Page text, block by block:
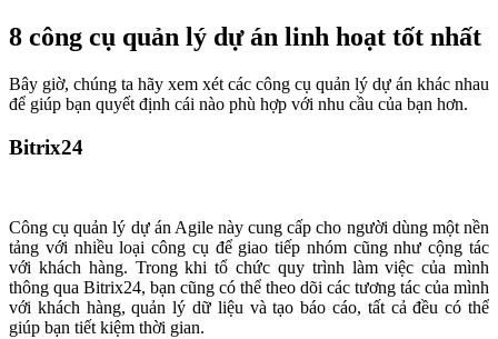
8 công cụ quản lý dự án linh hoạt tốt nhất
Bây giờ, chúng ta hãy xem xét các công cụ quản lý dự án khác nhau
để giúp bạn quyết định cái nào phù hợp với nhu cầu của bạn hơn.
Bitrix24
Công cụ quản lý dự án Agile này cung cấp cho người dùng một nền
tảng với nhiều loại công cụ để giao tiếp nhóm cũng như cộng tác
với khách hàng. Trong khi tổ chức quy trình làm việc của mình
thông qua Bitrix24, bạn cũng có thể theo dõi các tương tác của mình
với khách hàng, quản lý dữ liệu và tạo báo cáo, tất cả đều có thể
giúp bạn tiết kiệm thời gian.